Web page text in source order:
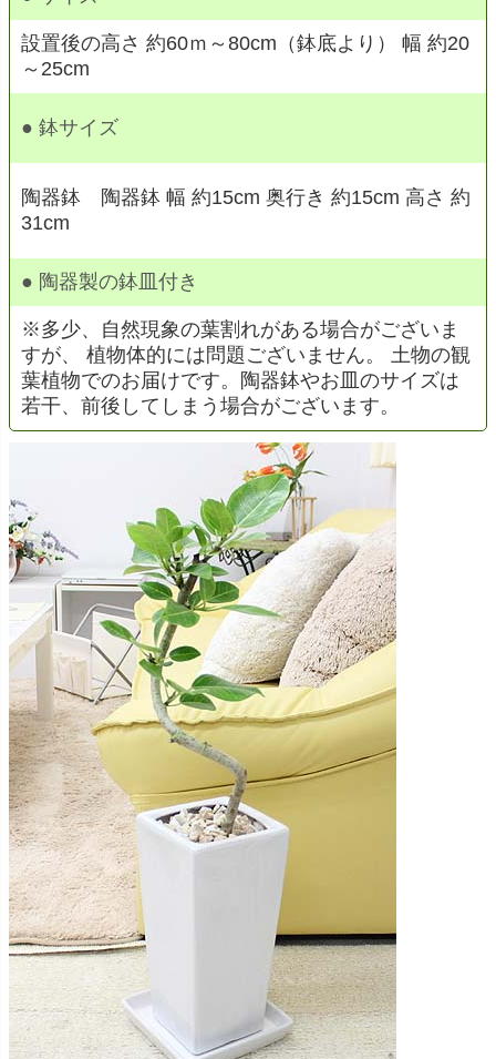
設置後の高さ 約60ｍ～80cm（鉢底より） 幅 約20
～25cm
● 鉢サイズ
陶器鉢 陶器鉢 幅 約15cm 奥行き 約15cm 高さ 約
31cm
● 陶器製の鉢皿付き
※多少、自然現象の葉割れがある場合がございま
すが、 植物体的には問題ございません。 土物の観
葉植物でのお届けです。陶器鉢やお皿のサイズは
若干、前後してしまう場合がございます。